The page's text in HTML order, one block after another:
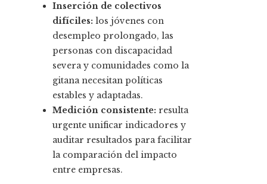
Inserción de colectivos
difíciles: los jóvenes con
desempleo prolongado, las
personas con discapacidad
severa y comunidades como la
gitana necesitan políticas
estables y adaptadas.
Medición consistente: resulta
urgente unificar indicadores y
auditar resultados para facilitar
la comparación del impacto
entre empresas.